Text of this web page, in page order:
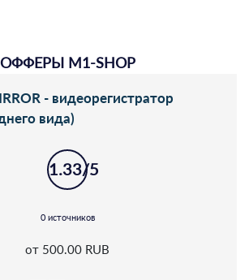
M1-SHOP
- видеорегистратор
вида)
1.33/5
0 источников
от 500.00 RUB